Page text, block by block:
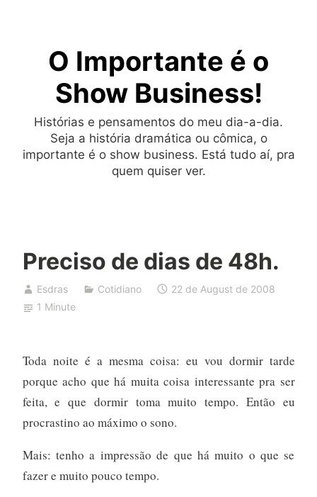
O Importante é o
Show Business!
Histórias e pensamentos do meu dia-a-dia.
Seja a história dramática ou cômica, o
importante é o show business. Está tudo aí, pra
quem quiser ver.
Preciso de dias de 48h.
Esdras Cotidiano
22 de August de 2008
1 Minute
Toda noite é a mesma coisa: eu vou dormir tarde
porque acho que há muita coisa interessante pra ser
feita, e que dormir toma muito tempo. Então eu
procrastino ao máximo o sono.
Mais: tenho a impressão de que há muito o que se
fazer e muito pouco tempo.